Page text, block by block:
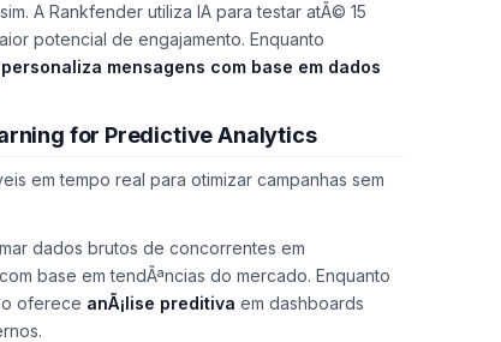
A Rankfender utiliza IA para testar atÃ© 15
potencial de engajamento. Enquanto
personaliza mensagens com base em dados
for Predictive Analytics
em tempo real para otimizar campanhas sem
dados brutos de concorrentes em
base em tendÃªncias do mercado. Enquanto
oferece anÃ¡lise preditiva em dashboards